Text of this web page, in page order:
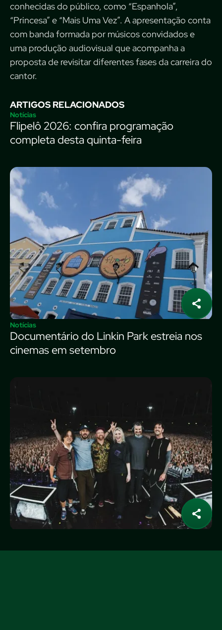
conhecidas do público, como “Espanhola”,
“Princesa” e “Mais Uma Vez”. A apresentação conta
com banda formada por músicos convidados e
uma produção audiovisual que acompanha a
proposta de revisitar diferentes fases da carreira do
cantor.
ARTIGOS RELACIONADOS
Notícias
Flipelô 2026: confira programação
completa desta quinta-feira
Notícias
Documentário do Linkin Park estreia nos
cinemas em setembro